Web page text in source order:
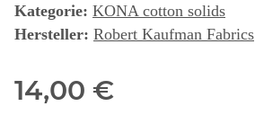
Kategorie: KONA cotton solids
Hersteller: Robert Kaufman Fabrics
14,00 €